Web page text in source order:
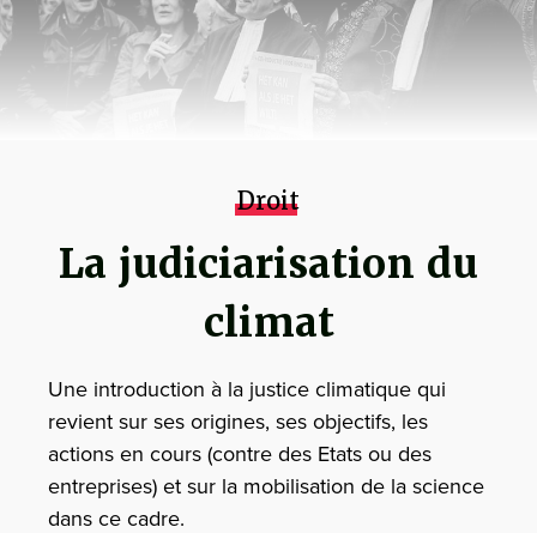
Droit
La judiciarisation du
climat
Une introduction à la justice climatique qui
revient sur ses origines, ses objectifs, les
actions en cours (contre des Etats ou des
entreprises) et sur la mobilisation de la science
dans ce cadre.